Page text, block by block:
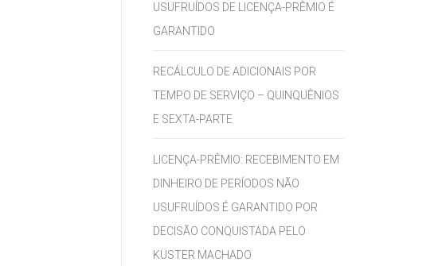
USUFRUÍDOS DE LICENÇA-PRÊMIO É
GARANTIDO
RECÁLCULO DE ADICIONAIS POR
TEMPO DE SERVIÇO – QUINQUÊNIOS
E SEXTA-PARTE
LICENÇA-PRÊMIO: RECEBIMENTO EM
DINHEIRO DE PERÍODOS NÃO
USUFRUÍDOS É GARANTIDO POR
DECISÃO CONQUISTADA PELO
KÜSTER MACHADO